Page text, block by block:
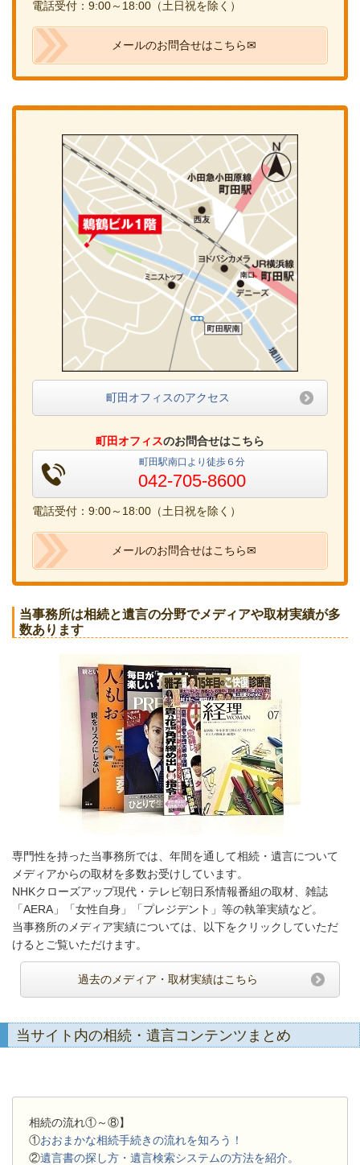
電話受付：9:00～18:00（土日祝を除く）
メールのお問合せはこちら✉
町田オフィスのアクセス
町田オフィスのお問合せはこちら
町田駅南口より徒歩６分
042-705-8600
電話受付：9:00～18:00（土日祝を除く）
メールのお問合せはこちら✉
当事務所は相続と遺言の分野でメディアや取材実績が多
数あります
専門性を持った当事務所では、年間を通して相続・遺言について
メディアからの取材を多数お受けしています。
NHKクローズアップ現代・テレビ朝日系情報番組の取材、雑誌
「AERA」「女性自身」「プレジデント」等の執筆実績など。
当事務所のメディア実績については、以下をクリックしていただ
けるとご覧いただけます。
過去のメディア・取材実績はこちら
当サイト内の相続・遺言コンテンツまとめ
相続の流れ①～⑧】
①おおまかな相続手続きの流れを知ろう！
②遺言書の探し方・遺言検索システムの方法を紹介。